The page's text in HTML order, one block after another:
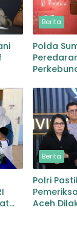
Berita
Polda
dengan
dan
Berita
Polri
Aceh